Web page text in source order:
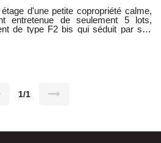
d'une petite copropriété calme,
entretenue de seulement 5 lots,
de type F2 bis qui séduit par ses
50 mètres de l'immeuble. Ce bien
sur le site Géorisques :
1/1